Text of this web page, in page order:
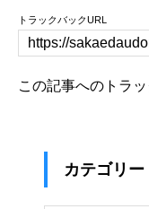
トラックバックURL
この記事へのトラ
カテゴリー